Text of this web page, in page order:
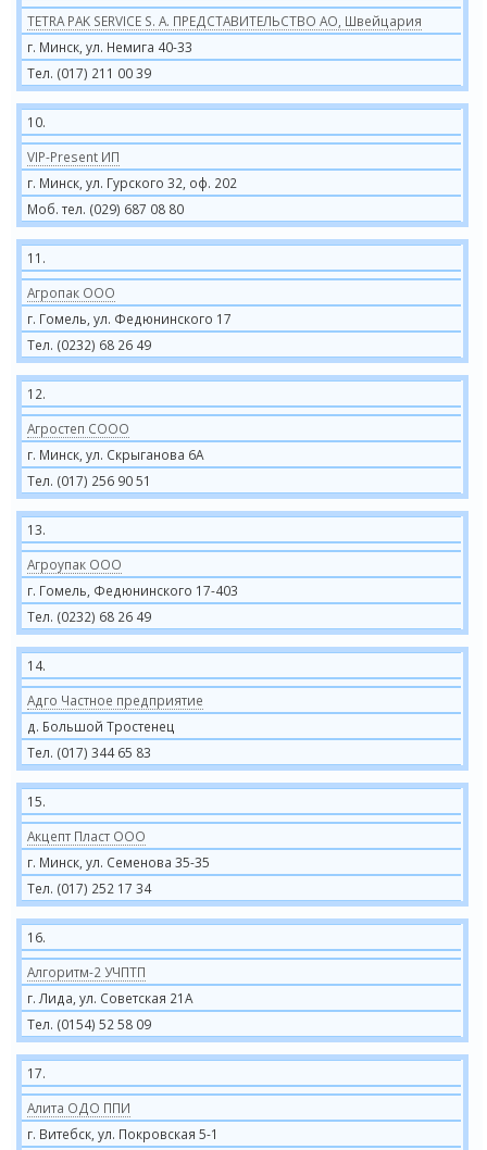
TETRA PAK SERVICE S. A. ПРЕДСТАВИТЕЛЬСТВО АО, Швейцария
г. Минск, ул. Немига 40-33
Тел. (017) 211 00 39
10.
VIP-Present ИП
г. Минск, ул. Гурского 32, оф. 202
Моб. тел. (029) 687 08 80
11.
Агропак ООО
г. Гомель, ул. Федюнинского 17
Тел. (0232) 68 26 49
12.
Агростеп СООО
г. Минск, ул. Скрыганова 6А
Тел. (017) 256 90 51
13.
Агроупак ООО
г. Гомель, Федюнинского 17-403
Тел. (0232) 68 26 49
14.
Адго Частное предприятие
д. Большой Тростенец
Тел. (017) 344 65 83
15.
Акцепт Пласт ООО
г. Минск, ул. Семенова 35-35
Тел. (017) 252 17 34
16.
Алгоритм-2 УЧПТП
г. Лида, ул. Советская 21А
Тел. (0154) 52 58 09
17.
Алита ОДО ППИ
г. Витебск, ул. Покровская 5-1